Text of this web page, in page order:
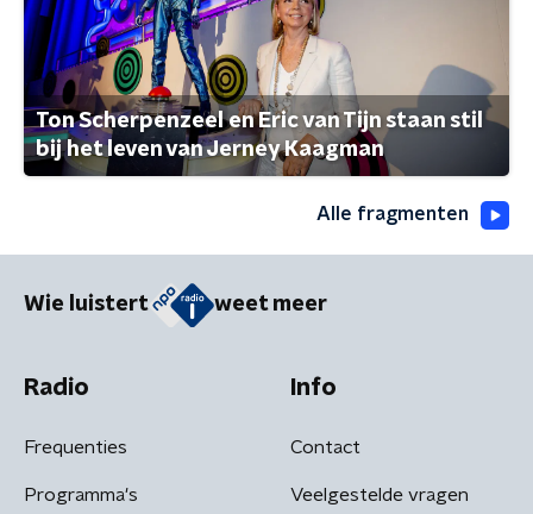
Ton Scherpenzeel en Eric van Tijn staan stil
bij het leven van Jerney Kaagman
Alle fragmenten
Wie luistert weet meer
Radio
Frequenties
Programma's
Info
Contact
Veelgestelde vragen